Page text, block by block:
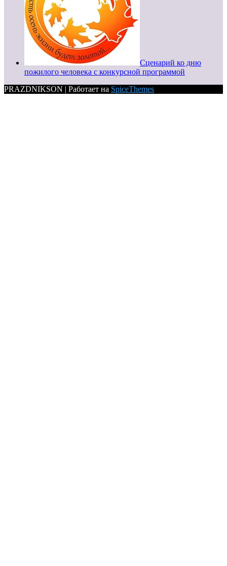
Сценарий ко дню
пожилого человека с конкурсной программой
PRAZDNIKSON | Работает на SpiceThemes